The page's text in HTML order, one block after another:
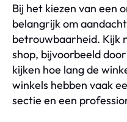
Bij het kiezen van een
belangrijk om
betrouwbaarheid. Kijk
shop, bijvoorbeeld
kijken hoe lang de
winkels hebben vaak
sectie en een